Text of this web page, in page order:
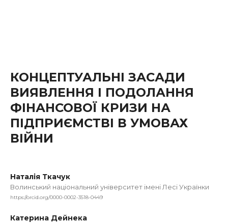
КОНЦЕПТУАЛЬНI ЗАСАДИ
ВИЯВЛЕННЯ I ПОДОЛАННЯ
ФIНАНСОВОЇ КРИЗИ НА
ПIДПРИЄМСТВI В УМОВАХ
ВIЙНИ
Наталiя Ткачук
Волинський нацiональний унiверситет iменi Лесi Українки
https://orcid.org/0000-0002-3518-0449
Катерина Дейнека